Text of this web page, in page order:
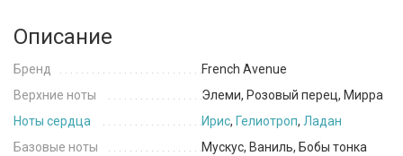
Описание
Бренд
French Avenue
Верхние ноты
Элеми, Розовый перец, Мирра
Ноты сердца
Ирис, Гелиотроп, Ладан
Базовые ноты
Мускус, Ваниль, Бобы тонка